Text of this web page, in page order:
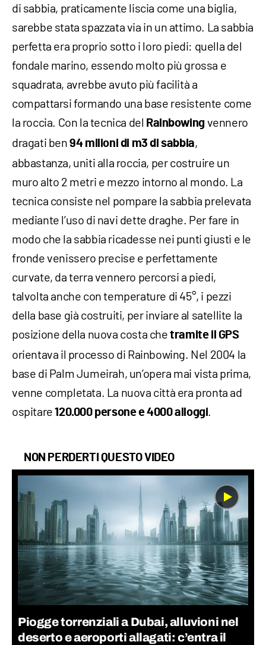
di sabbia, praticamente liscia come una biglia,
sarebbe stata spazzata via in un attimo. La sabbia
perfetta era proprio sotto i loro piedi: quella del
fondale marino, essendo molto più grossa e
squadrata, avrebbe avuto più facilità a
compattarsi formando una base resistente come
la roccia. Con la tecnica del Rainbowing vennero
dragati ben94 milioni di m3 di sabbia,
abbastanza, uniti alla roccia, per costruire un
muro alto 2 metri e mezzo intorno al mondo. La
tecnica consiste nel pompare la sabbia prelevata
mediante l’uso di navi dette draghe. Per fare in
modo che la sabbia ricadesse nei punti giusti e le
fronde venissero precise e perfettamente
curvate, da terra vennero percorsi a piedi,
talvolta anche con temperature di 45°, i pezzi
della base già costruiti, per inviare al satellite la
posizione della nuova costa chetramite il GPS
orientava il processo di Rainbowing. Nel 2004 la
base di Palm Jumeirah, un’opera mai vista prima,
venne completata. La nuova città era pronta ad
ospitare 120.000 persone e 4000 alloggi.
NON PERDERTI QUESTO VIDEO
Piogge torrenziali a Dubai, alluvioni nel
deserto e aeroporti allagati: c’entra il